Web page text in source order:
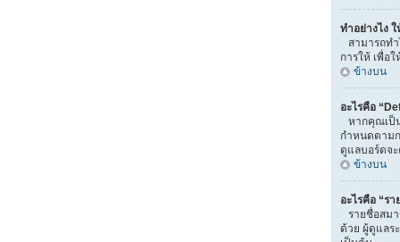
ทำอย่างไง
สามารถท
การให้ เพื่อ
ข้างบน
อะไรคือ
หากคุณเป็
กำหนดตาม
ดูแลบอร์ดจ
ข้างบน
อะไรคือ “ร
รายชื่อสม
ด้วย ผู้ดูแลร